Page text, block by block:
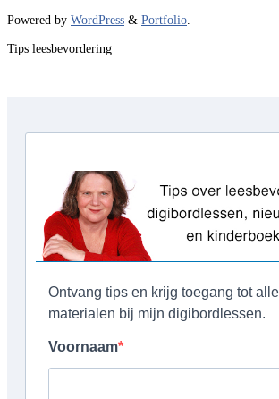
Powered by WordPress & Portfolio.
Tips leesbevordering